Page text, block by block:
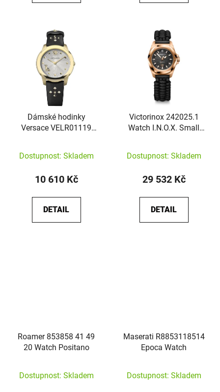
Dámské hodinky
Versace VELR01119
Dostupnost: Skladem
10 610 Kč
DETAIL
Victorinox 242025.1
Watch I.N.O.X. Small
Dostupnost: Skladem
29 532 Kč
DETAIL
Roamer 853858 41 49
20 Watch Positano
Dostupnost: Skladem
Maserati R8853118514
Epoca Watch
Dostupnost: Skladem